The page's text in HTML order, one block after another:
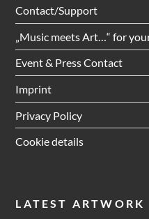
Contact/Support
„Music meets Art…“ for
Event & Press Contact
Imprint
Privacy Policy
Cookie details
LATEST ARTWORK